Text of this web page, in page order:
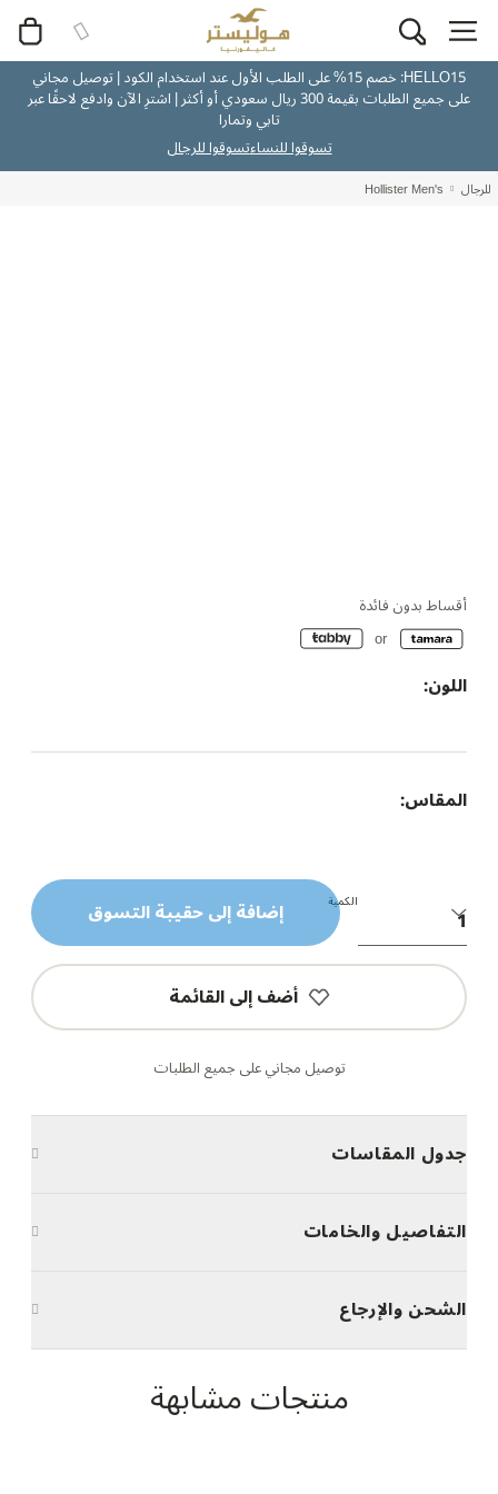
HELLO15: خصم 15% على الطلب الأول عند استخدام الكود | توصيل مجاني
على جميع الطلبات بقيمة 300 ريال سعودي أو أكثر | اشترِ الآن وادفع لاحقًا عبر
تابي وتمارا
تسوقوا للنساءتسوقوا للرجال
للرجال Hollister Men's
أقساط بدون فائدة
اللون:
المقاس:
الكمية إضافة إلى حقيبة التسوق
أضف إلى القائمة
توصيل مجاني على جميع الطلبات
جدول المقاسات
التفاصيل والخامات
الشحن والإرجاع
منتجات مشابهة